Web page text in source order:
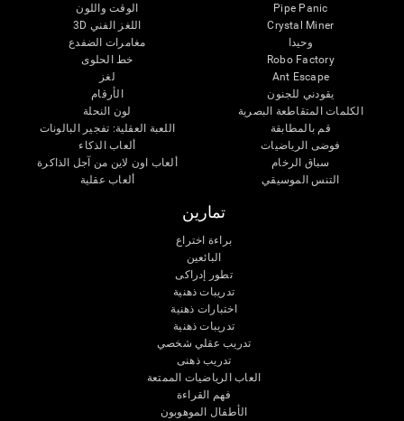
Pipe Panic
Crystal Miner
وحيدا
Robo Factory
Ant Escape
يقودني للجنون
الكلمات المتقاطعة البصرية
قم بالمطابقة
فوضى الرياضيات
سباق الرخام
التنس الموسيقي
الوقت واللون
اللغز الفني 3D
مغامرات الضفدع
خط الحلوى
لغز
الأرقام
لون النحلة
اللعبة العقلية: تفجير البالونات
ألعاب الذكاء
ألعاب اون لاين من آجل الذاكرة
ألعاب عقلية
تمارين
براءة اختراع
البائعين
تطور إدراكى
تدريبات ذهنية
اختبارات ذهنية
تدريبات ذهنية
تدريب عقلي شخصي
تدريب ذهنى
العاب الرياضيات الممتعة
فهم القراءة
الأطفال الموهوبون